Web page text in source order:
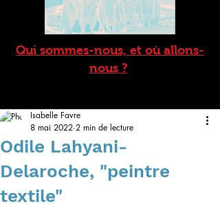
Qui sommes-nous, et où allons-
nous ?
Odile Lahyani-
Delaroche, "peintre
textile"
Isabelle Favre
8 mai 2022 2 min de lecture